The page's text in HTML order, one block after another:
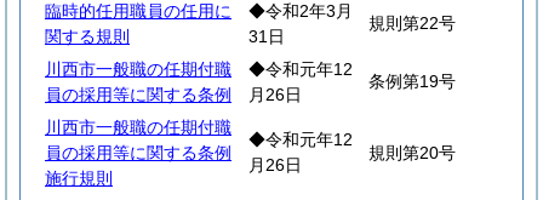
臨時的任用職員の任用に
関する規則
◆令和2年3月
31日
規則第22号
川西市一般職の任期付職
員の採用等に関する条例
◆令和元年12
月26日
条例第19号
川西市一般職の任期付職
員の採用等に関する条例
施行規則
◆令和元年12
月26日
規則第20号